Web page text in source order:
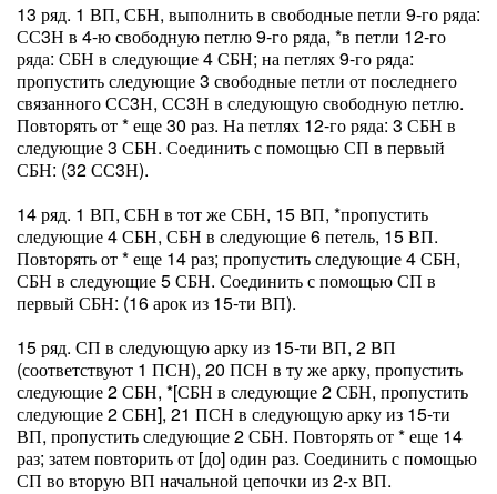
13 ряд. 1 ВП, СБН, выполнить в свободные петли 9-го ряда:
СС3Н в 4-ю свободную петлю 9-го ряда, *в петли 12-го
ряда: СБН в следующие 4 СБН; на петлях 9-го ряда:
пропустить следующие 3 свободные петли от последнего
связанного СС3Н, СС3Н в следующую свободную петлю.
Повторять от * еще 30 раз. На петлях 12-го ряда: 3 СБН в
следующие 3 СБН. Соединить с помощью СП в первый
СБН: (32 СС3Н).
14 ряд. 1 ВП, СБН в тот же СБН, 15 ВП, *пропустить
следующие 4 СБН, СБН в следующие 6 петель, 15 ВП.
Повторять от * еще 14 раз; пропустить следующие 4 СБН,
СБН в следующие 5 СБН. Соединить с помощью СП в
первый СБН: (16 арок из 15-ти ВП).
15 ряд. СП в следующую арку из 15-ти ВП, 2 ВП
(соответствуют 1 ПСН), 20 ПСН в ту же арку, пропустить
следующие 2 СБН, *[СБН в следующие 2 СБН, пропустить
следующие 2 СБН], 21 ПСН в следующую арку из 15-ти
ВП, пропустить следующие 2 СБН. Повторять от * еще 14
раз; затем повторить от [до] один раз. Соединить с помощью
СП во вторую ВП начальной цепочки из 2-х ВП.